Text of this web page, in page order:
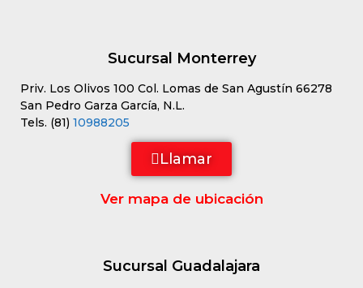
Sucursal Monterrey
Priv. Los Olivos 100 Col. Lomas de San Agustín 66278
San Pedro Garza García, N.L.
Tels. (81) 10988205
Llamar
Ver mapa de ubicación
Sucursal Guadalajara